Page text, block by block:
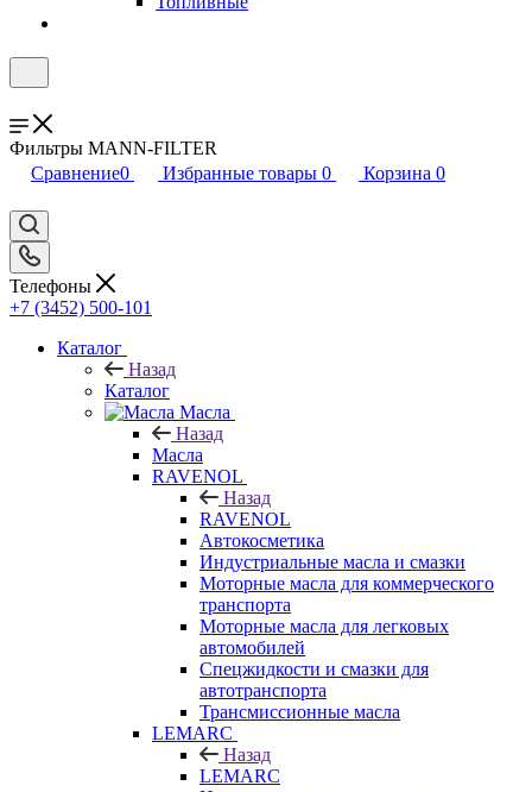
Фильтры MANN-FILTER
Сравнение0 Избранные товары 0 Корзина 0
Телефоны
+7 (3452) 500-101
Каталог
Назад
Каталог
Масла
Назад
Масла
RAVENOL
Назад
RAVENOL
Автокосметика
Индустриальные масла и смазки
Моторные масла для коммерческого
транспорта
Моторные масла для легковых
автомобилей
Спецжидкости и смазки для
автотранспорта
Трансмиссионные масла
LEMARC
Назад
LEMARC